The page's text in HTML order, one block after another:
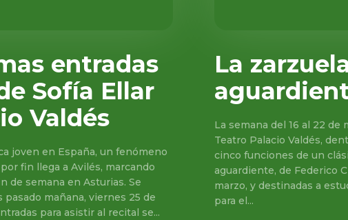
entradas
Sofía Ellar
Valdés
joven en España, un fenómeno
fin llega a Avilés, marcando
de semana en Asturias. Se
mañana, viernes 25 de
para asistir al recital se...
La
La semana del 16 al 22 de
Teatro Palacio Valdés,
cinco funciones de un
aguardiente, de Federico
marzo, y destinadas a
para el...